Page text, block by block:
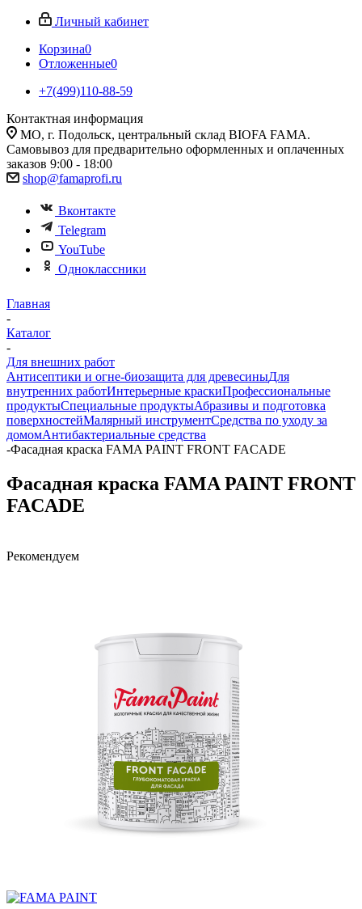
Личный кабинет
Корзина0
Отложенные0
+7(499)110-88-59
Контактная информация
МО, г. Подольск, центральный склад BIOFA FAMA.
Самовывоз для предварительно оформленных и оплаченных
заказов 9:00 - 18:00
shop@famaprofi.ru
Вконтакте
Telegram
YouTube
Одноклассники
Главная
-
Каталог
-
Для внешних работ
Антисептики и огне-биозащита для древесиныДля
внутренних работИнтерьерные краскиПрофессиональные
продуктыСпециальные продуктыАбразивы и подготовка
поверхностейМалярный инструментСредства по уходу за
домомАнтибактериальные средства
-Фасадная краска FAMA PAINT FRONT FACADE
Фасадная краска FAMA PAINT FRONT
FACADE
Рекомендуем